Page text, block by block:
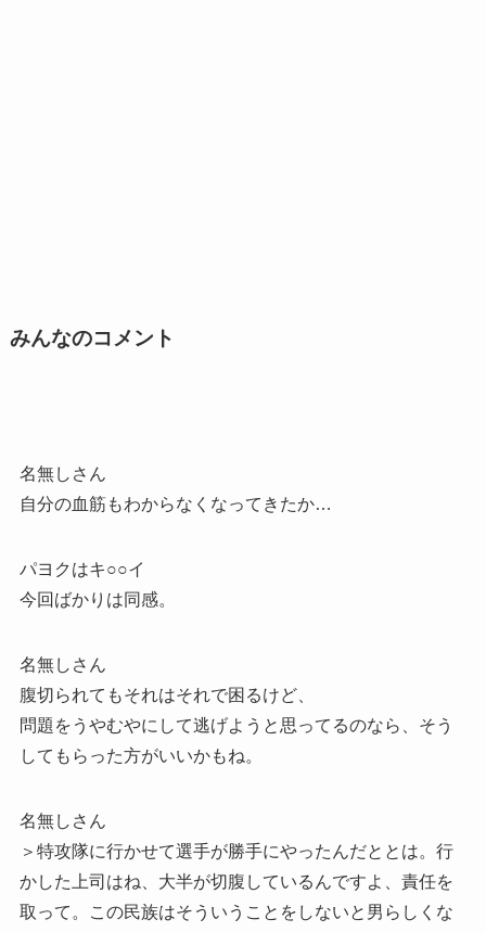
みんなのコメント
名無しさん
自分の血筋もわからなくなってきたか…
パヨクはキ○○イ
今回ばかりは同感。
名無しさん
腹切られてもそれはそれで困るけど、
問題をうやむやにして逃げようと思ってるのなら、そう
してもらった方がいいかもね。
名無しさん
＞特攻隊に行かせて選手が勝手にやったんだととは。行
かした上司はね、大半が切腹しているんですよ、責任を
取って。この民族はそういうことをしないと男らしくな